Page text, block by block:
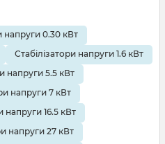
напруги 0.30 кВт
Стабілізатори напруги 1.6 кВт
напруги 5.5 кВт
напруги 7 кВт
напруги 16.5 кВт
напруги 27 кВт